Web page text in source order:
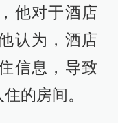
他对于酒店
认为，酒店
信息，导致
的房间。